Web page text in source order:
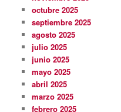
octubre 2025
septiembre 2025
agosto 2025
julio 2025
junio 2025
mayo 2025
abril 2025
marzo 2025
febrero 2025